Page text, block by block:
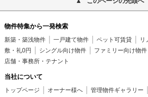
物件特集から一発検索
新築・築浅物件 一戸建て物件 ペット可賃貸
リ
敷・礼0円
シングル向け物件
ファミリー向け物件
店舗・事務所・テナント
当社について
トップページ オーナー様へ 管理物件ギャラリー